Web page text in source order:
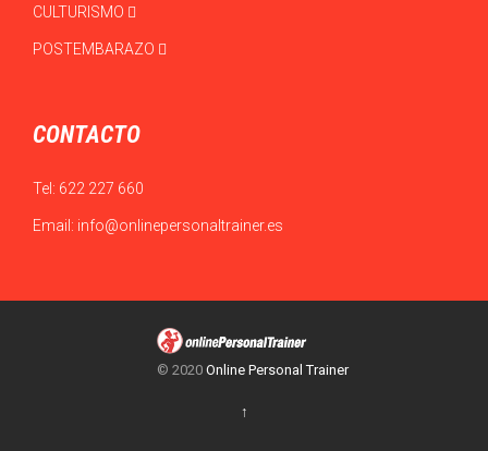
CULTURISMO
POSTEMBARAZO
CONTACTO
Tel: 622 227 660
Email: info@onlinepersonaltrainer.es
© 2020 Online Personal Trainer
↑